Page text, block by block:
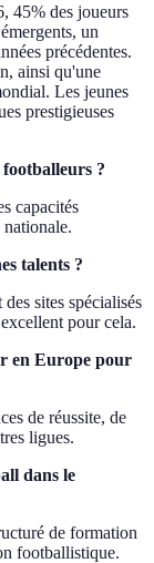
45% des joueurs
un
précédentes.
ainsi qu'une
Les jeunes
prestigieuses
?
capacités
talents ?
des sites spécialisés
pour cela.
en Europe pour
de réussite, de
ligues.
dans le
de formation
footballistique.